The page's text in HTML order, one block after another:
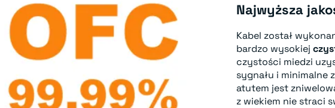
Najwyższa
Kabel został
bardzo wysokiej
czystości miedzi
sygnału i minimalne
atutem jest
z wiekiem nie straci